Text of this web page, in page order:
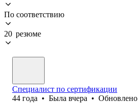
По соответствию
20 резюме
Специалист по сертификации
44 года • Была вчера • Обновлено